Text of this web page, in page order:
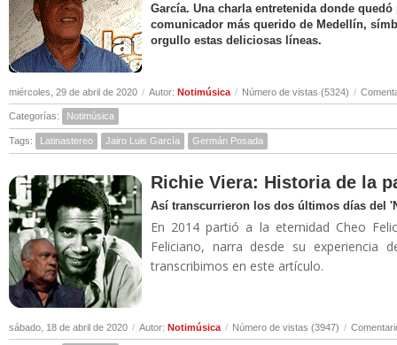
García. Una charla entretenida donde
comunicador más querido de Medellín,
orgullo estas deliciosas líneas.
miércoles, 29 de abril de 2020 / Autor: Notimúsica / Número de vistas (5324) /
Categorías: Notimúsica
Tags: Latinastereo Jairo Luis García Germán Posada
Richie Viera: Historia de la
Así transcurrieron los dos últimos días del
En 2014 partió a la eternidad Cheo
Feliciano, narra desde su experiencia
transcribimos en este artículo.
sábado, 18 de abril de 2020 / Autor: Notimúsica / Número de vistas (3947) /